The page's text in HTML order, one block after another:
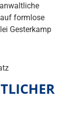
formlose
Gesterkamp